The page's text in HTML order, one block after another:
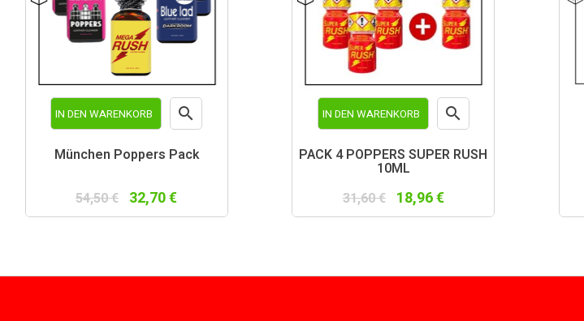
IN DEN WARENKORB 
München Poppers Pack
54,50 € 32,70 €
IN DEN WARENKORB 
PACK 4 POPPERS SUPER RUSH
10ML
31,60 € 18,96 €